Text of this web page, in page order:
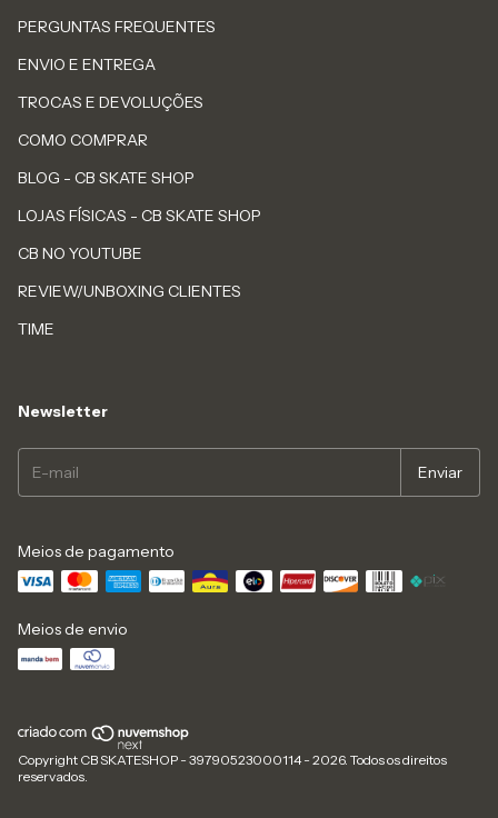
PERGUNTAS FREQUENTES
ENVIO E ENTREGA
TROCAS E DEVOLUÇÕES
COMO COMPRAR
BLOG - CB SKATE SHOP
LOJAS FÍSICAS - CB SKATE SHOP
CB NO YOUTUBE
REVIEW/UNBOXING CLIENTES
TIME
Newsletter
Meios de pagamento
Meios de envio
Copyright CB SKATESHOP - 39790523000114 - 2026. Todos os direitos
reservados.